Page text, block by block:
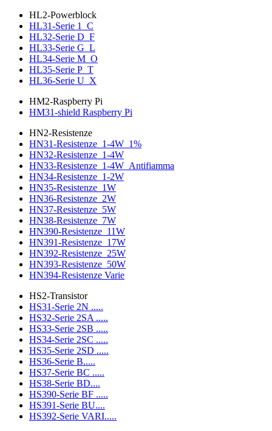
HL2-Powerblock
HL31-Serie 1_C
HL32-Serie D_F
HL33-Serie G_L
HL34-Serie M_O
HL35-Serie P_T
HL36-Serie U_X
HM2-Raspberry Pi
HM31-shield Raspberry Pi
HN2-Resistenze
HN31-Resistenze_1-4W_1%
HN32-Resistenze_1-4W
HN33-Resistenze_1-4W_Antifiamma
HN34-Resistenze_1-2W
HN35-Resistenze_1W
HN36-Resistenze_2W
HN37-Resistenze_5W
HN38-Resistenze_7W
HN390-Resistenze_11W
HN391-Resistenze_17W
HN392-Resistenze_25W
HN393-Resistenze_50W
HN394-Resistenze Varie
HS2-Transistor
HS31-Serie 2N .....
HS32-Serie 2SA .....
HS33-Serie 2SB .....
HS34-Serie 2SC .....
HS35-Serie 2SD .....
HS36-Serie B.....
HS37-Serie BC .....
HS38-Serie BD....
HS390-Serie BF .....
HS391-Serie BU....
HS392-Serie VARI.....